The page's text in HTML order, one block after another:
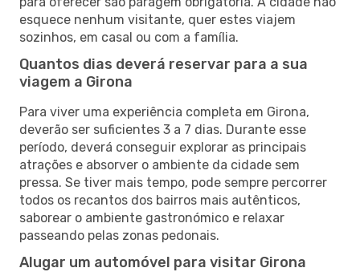
esquece nenhum visitante, quer estes viajem
sozinhos, em casal ou com a família.
Quantos dias deverá reservar para a sua
viagem a Girona
Para viver uma experiência completa em Girona,
deverão ser suficientes 3 a 7 dias. Durante esse
período, deverá conseguir explorar as principais
atrações e absorver o ambiente da cidade sem
pressa. Se tiver mais tempo, pode sempre percorrer
todos os recantos dos bairros mais autênticos,
saborear o ambiente gastronómico e relaxar
passeando pelas zonas pedonais.
Alugar um automóvel para visitar Girona